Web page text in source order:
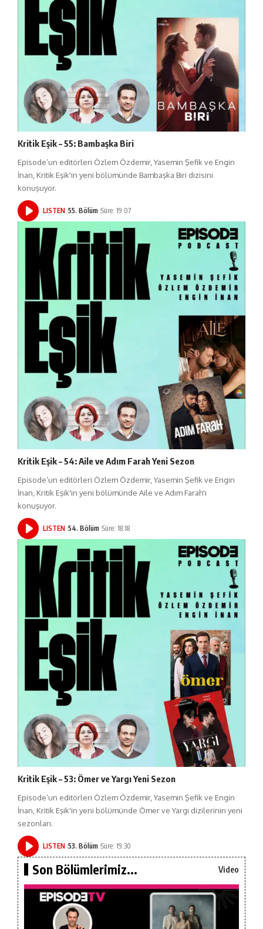
Kritik Eşik – 55: Bambaşka Biri
Episode’un editörleri Özlem Özdemir, Yasemin Şefik ve Engin
İnan, Kritik Eşik'in yeni bölümünde Bambaşka Biri dizisini
konuşuyor.
LISTEN 55. Bölüm Süre: 19:07
Kritik Eşik – 54: Aile ve Adım Farah Yeni Sezon
Episode’un editörleri Özlem Özdemir, Yasemin Şefik ve Engin
İnan, Kritik Eşik'in yeni bölümünde Aile ve Adım Farah'ı
konuşuyor.
LISTEN 54. Bölüm Süre: 18:18
Kritik Eşik – 53: Ömer ve Yargı Yeni Sezon
Episode’un editörleri Özlem Özdemir, Yasemin Şefik ve Engin
İnan, Kritik Eşik'in yeni bölümünde Ömer ve Yargı dizilerinin yeni
sezonları.
LISTEN 53. Bölüm Süre: 19:30
Son Bölümlerimiz... Video